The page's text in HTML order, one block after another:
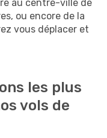
au centre-ville de
ou encore de la
vous déplacer et
les plus
vols de